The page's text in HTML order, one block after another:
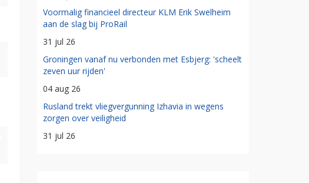
Voormalig financieel directeur KLM Erik Swelheim
aan de slag bij ProRail
31 jul 26
Groningen vanaf nu verbonden met Esbjerg: 'scheelt
zeven uur rijden'
04 aug 26
Rusland trekt vliegvergunning Izhavia in wegens
zorgen over veiligheid
31 jul 26